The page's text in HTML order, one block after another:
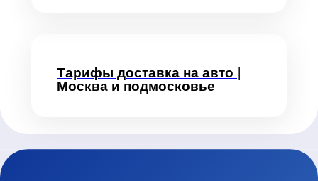
Тарифы доставка на авто |
Москва и подмосковье